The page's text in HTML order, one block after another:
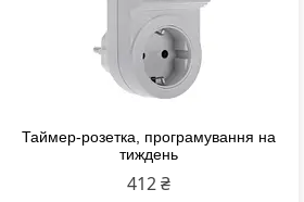
Таймер-розетка, програмування на
тиждень
412 ₴